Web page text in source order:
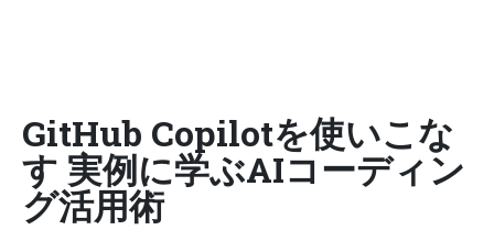
GitHub Copilotを使いこな
す 実例に学ぶAIコーディン
グ活用術